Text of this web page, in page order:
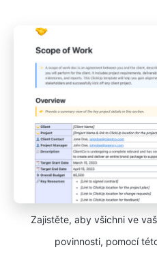
Zajistěte, aby všichni ve
povinnosti, pomocí